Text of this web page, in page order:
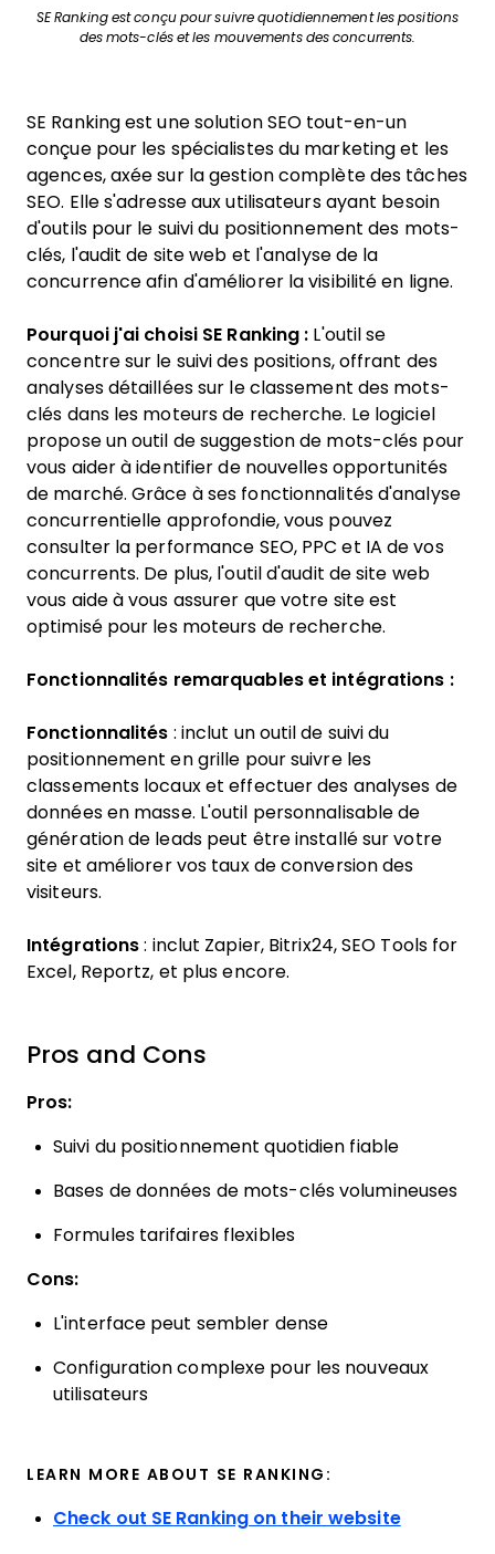
SE Ranking est conçu pour suivre quotidiennement les positions
des mots-clés et les mouvements des concurrents.
SE Ranking est une solution SEO tout-en-un
conçue pour les spécialistes du marketing et les
agences, axée sur la gestion complète des tâches
SEO. Elle s'adresse aux utilisateurs ayant besoin
d'outils pour le suivi du positionnement des mots-
clés, l'audit de site web et l'analyse de la
concurrence afin d'améliorer la visibilité en ligne.
Pourquoi j'ai choisi SE Ranking : L'outil se
concentre sur le suivi des positions, offrant des
analyses détaillées sur le classement des mots-
clés dans les moteurs de recherche. Le logiciel
propose un outil de suggestion de mots-clés pour
vous aider à identifier de nouvelles opportunités
de marché. Grâce à ses fonctionnalités d'analyse
concurrentielle approfondie, vous pouvez
consulter la performance SEO, PPC et IA de vos
concurrents. De plus, l'outil d'audit de site web
vous aide à vous assurer que votre site est
optimisé pour les moteurs de recherche.
Fonctionnalités remarquables et intégrations :
Fonctionnalités : inclut un outil de suivi du
positionnement en grille pour suivre les
classements locaux et effectuer des analyses de
données en masse. L'outil personnalisable de
génération de leads peut être installé sur votre
site et améliorer vos taux de conversion des
visiteurs.
Intégrations : inclut Zapier, Bitrix24, SEO Tools for
Excel, Reportz, et plus encore.
Pros and Cons
Pros:
Suivi du positionnement quotidien fiable
Bases de données de mots-clés volumineuses
Formules tarifaires flexibles
Cons:
L'interface peut sembler dense
Configuration complexe pour les nouveaux
utilisateurs
LEARN MORE ABOUT SE RANKING:
Check out SE Ranking on their website